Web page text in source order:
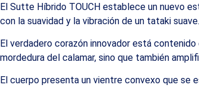
El Sutte Híbrido TOUCH establece un nuevo
con la suavidad y la vibración de un tataki suave.
El verdadero corazón innovador está
mordedura del calamar, sino que también
El cuerpo presenta un vientre convexo que se